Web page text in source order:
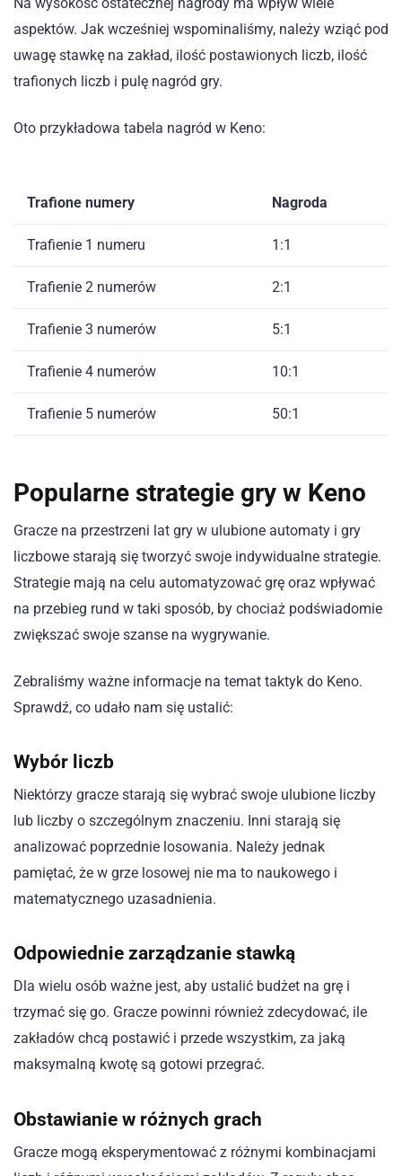
aspektów. Jak wcześniej wspominaliśmy, należy wziąć pod
uwagę stawkę na zakład, ilość postawionych liczb, ilość
trafionych liczb i pulę nagród gry.
Oto przykładowa tabela nagród w Keno:
Trafione numery Nagroda
Trafienie 1 numeru 1:1
Trafienie 2 numerów 2:1
Trafienie 3 numerów 5:1
Trafienie 4 numerów 10:1
Trafienie 5 numerów 50:1
Popularne strategie gry w Keno
Gracze na przestrzeni lat gry w ulubione automaty i gry
liczbowe starają się tworzyć swoje indywidualne strategie.
Strategie mają na celu automatyzować grę oraz wpływać
na przebieg rund w taki sposób, by chociaż podświadomie
zwiększać swoje szanse na wygrywanie.
Zebraliśmy ważne informacje na temat taktyk do Keno.
Sprawdź, co udało nam się ustalić:
Wybór liczb
Niektórzy gracze starają się wybrać swoje ulubione liczby
lub liczby o szczególnym znaczeniu. Inni starają się
analizować poprzednie losowania. Należy jednak
pamiętać, że w grze losowej nie ma to naukowego i
matematycznego uzasadnienia.
Odpowiednie zarządzanie stawką
Dla wielu osób ważne jest, aby ustalić budżet na grę i
trzymać się go. Gracze powinni również zdecydować, ile
zakładów chcą postawić i przede wszystkim, za jaką
maksymalną kwotę są gotowi przegrać.
Obstawianie w różnych grach
Gracze mogą eksperymentować z różnymi kombinacjami